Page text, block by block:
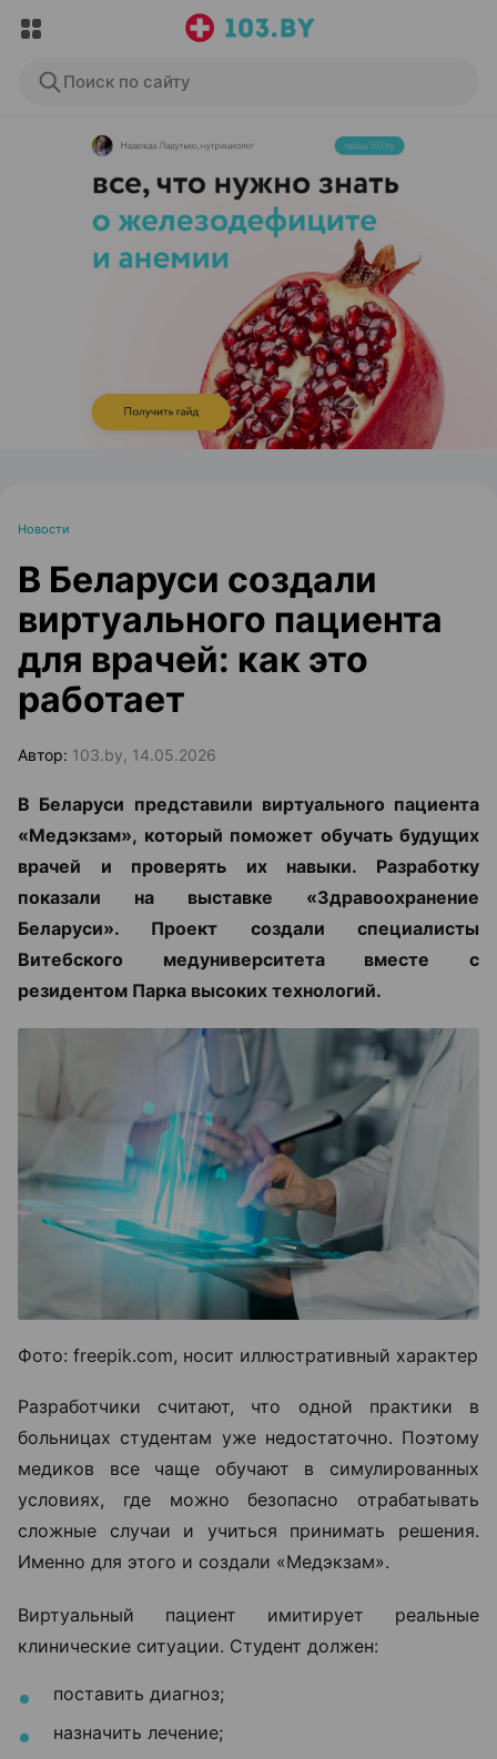
Поиск по сайту
ЭФФЕКТИВНАЯ РЕКЛАМА НА САЙТЕ
Новости
В Беларуси создали
виртуального пациента
для врачей: как это
работает
Автор: 103.by, 14.05.2026
В Беларуси представили виртуального пациента
«Медэкзам», который поможет обучать будущих
врачей и проверять их навыки. Разработку
показали на выставке «Здравоохранение
Беларуси». Проект создали специалисты
Витебского медуниверситета вместе с
резидентом Парка высоких технологий.
Фото: freepik.com, носит иллюстративный характер
Разработчики считают, что одной практики в
больницах студентам уже недостаточно. Поэтому
медиков все чаще обучают в симулированных
условиях, где можно безопасно отрабатывать
сложные случаи и учиться принимать решения.
Именно для этого и создали «Медэкзам».
Виртуальный пациент имитирует реальные
клинические ситуации. Студент должен:
поставить диагноз;
назначить лечение;